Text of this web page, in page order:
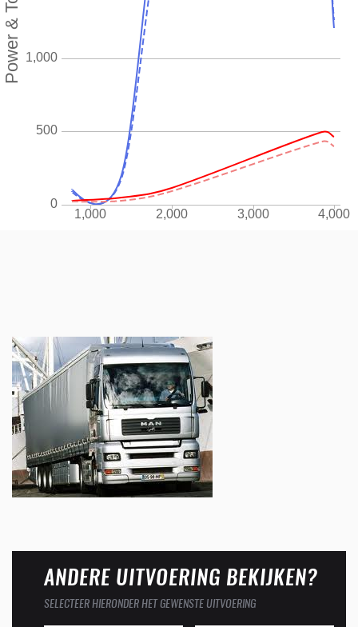
ANDERE UITVOERING BEKIJKEN?
SELECTEER HIERONDER HET GEWENSTE UITVOERING